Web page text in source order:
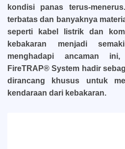
kondisi panas terus-
terbatas dan banyaknya
seperti kabel listrik dan
kebakaran menjadi
menghadapi ancaman ini,
FireTRAP® System hadir
dirancang khusus untuk
kendaraan dari kebakaran.